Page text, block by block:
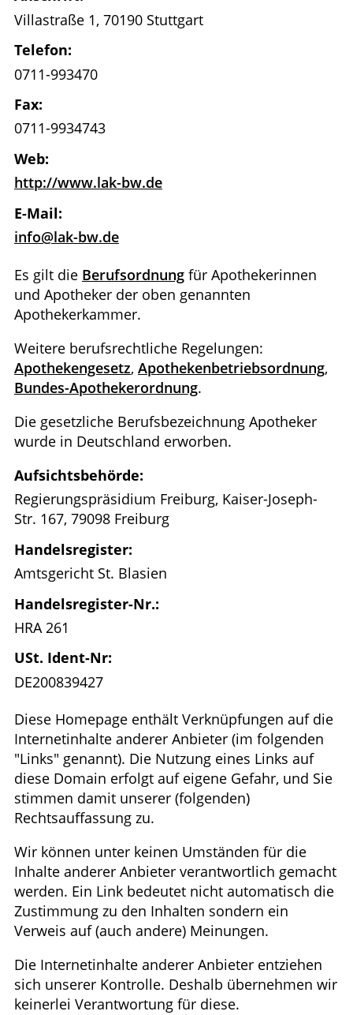
Villastraße 1, 70190 Stuttgart
Telefon:
0711-993470
Fax:
0711-9934743
Web:
http://www.lak-bw.de
E-Mail:
info@lak-bw.de
Es gilt die Berufsordnung für Apothekerinnen
und Apotheker der oben genannten
Apothekerkammer.
Weitere berufsrechtliche Regelungen:
Apothekengesetz, Apothekenbetriebsordnung,
Bundes-Apothekerordnung.
Die gesetzliche Berufsbezeichnung Apotheker
wurde in Deutschland erworben.
Aufsichtsbehörde:
Regierungspräsidium Freiburg, Kaiser-Joseph-
Str. 167, 79098 Freiburg
Handelsregister:
Amtsgericht St. Blasien
Handelsregister-Nr.:
HRA 261
USt. Ident-Nr:
DE200839427
Diese Homepage enthält Verknüpfungen auf die
Internetinhalte anderer Anbieter (im folgenden
"Links" genannt). Die Nutzung eines Links auf
diese Domain erfolgt auf eigene Gefahr, und Sie
stimmen damit unserer (folgenden)
Rechtsauffassung zu.
Wir können unter keinen Umständen für die
Inhalte anderer Anbieter verantwortlich gemacht
werden. Ein Link bedeutet nicht automatisch die
Zustimmung zu den Inhalten sondern ein
Verweis auf (auch andere) Meinungen.
Die Internetinhalte anderer Anbieter entziehen
sich unserer Kontrolle. Deshalb übernehmen wir
keinerlei Verantwortung für diese.